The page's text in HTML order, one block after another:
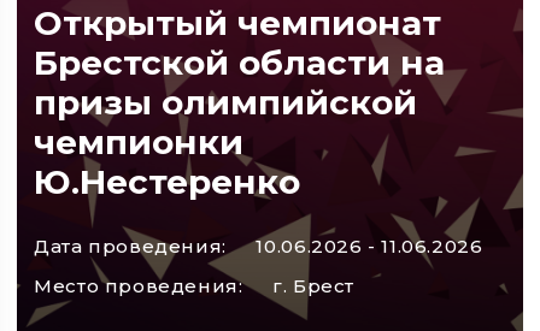
Открытый чемпионат
Брестской области на
призы олимпийской
чемпионки
Ю.Нестеренко
Дата проведения:
10.06.2026 - 11.06.2026
Место проведения:
г. Брест